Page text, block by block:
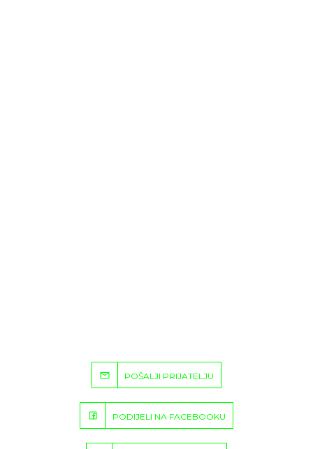
POŠALJI PRIJATELJU
PODIJELI NA FACEBOOKU